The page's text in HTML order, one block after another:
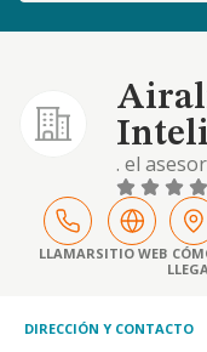
. el
como
que
las obras
LLAMARSITIO WEB
DIRECCIÓN Y CONTACTO